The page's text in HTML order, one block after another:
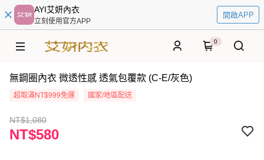
AYI艾妍內衣
立刻使用官方APP
開啟APP
0
無鋼圈內衣 微透性感 透氣包覆款 (C-E/灰色)
超取滿NT$999免運 國家/地區配送
NT$1,080
NT$580